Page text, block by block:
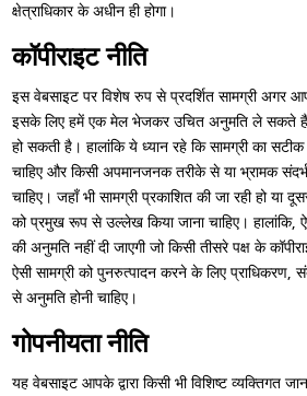
क्षेत्राधिकार के अधीन ही होगा।
कॉपीराइट नीति
इस वेबसाइट पर विशेष रुप से प्रदर्शित सामग्री अगर
इसके लिए हमें एक मेल भेजकर उचित अनुमति ले सकते हैं
हो सकती है। हालांकि ये ध्यान रहे कि सामग्री का
चाहिए और किसी अपमानजनक तरीके से या भ्रामक
चाहिए। जहाँ भी सामग्री प्रकाशित की जा रही हो या
को प्रमुख रूप से उल्लेख किया जाना चाहिए। हालांकि,
की अनुमति नहीं दी जाएगी जो किसी तीसरे पक्ष के
ऐसी सामग्री को पुनरुत्पादन करने के लिए प्राधिकरण,
से अनुमति होनी चाहिए।
गोपनीयता नीति
यह वेबसाइट आपके द्वारा किसी भी विशिष्ट व्यक्तिगत